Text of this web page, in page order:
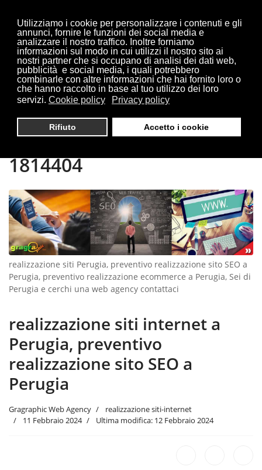
Utilizziamo i cookie per personalizzare i contenuti e gli
annunci, fornire le funzioni dei social media e
analizzare il nostro traffico. Inoltre forniamo
informazioni sul modo in cui utilizzi il nostro sito ai
nostri partner che si occupano di analisi dei dati web,
pubblicità e social media, i quali potrebbero
combinarle con altre informazioni che hai fornito loro o
che hanno raccolto in base al tuo utilizzo dei loro
servizi. Cookie policy Privacy policy
Rifiuto Accetto i cookie
Sei qui:Home Perugia
REALIZZAZIONE SITI
PERUGIA | TEL. 0321
1814404
realizzazione siti Perugia, preventivo realizzazione sito SEO a
Perugia, preventivo realizzazione ecommerce a Perugia, Sei di
Perugia e cerchi una web agency contattaci
realizzazione siti internet a
Perugia, preventivo
realizzazione sito SEO a
Perugia
Gragraphic Web Agency
realizzazione siti-internet
11 Febbraio 2024
Ultima modifica: 12 Febbraio 2024